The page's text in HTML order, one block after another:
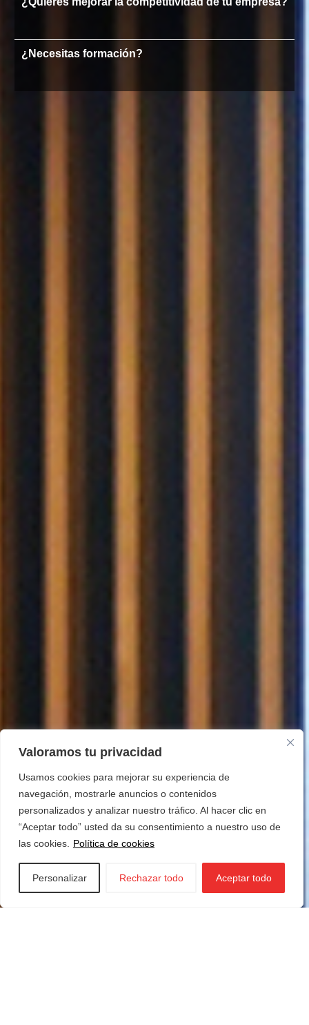
Valoramos tu privacidad
Usamos cookies para mejorar su experiencia de
navegación, mostrarle anuncios o contenidos
personalizados y analizar nuestro tráfico. Al hacer clic en
“Aceptar todo” usted da su consentimiento a nuestro uso de
las cookies.
Política de cookies
Personalizar Rechazar todo Aceptar todo
¿Necesitas formación?